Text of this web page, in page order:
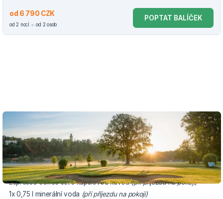
od 6 790 CZK
od 2 nocí od 2 osob
POPTAT BALÍČEK
Balíček zahrnuje:
2x ubytování ve dvoulůžkovém pokoji typu Superior
buffetové snídaně
Espresso coffee set s kapslovou kávou(při příjezdu na pokoji)
1x 0,75 l minerální voda (při příjezdu na pokoji)